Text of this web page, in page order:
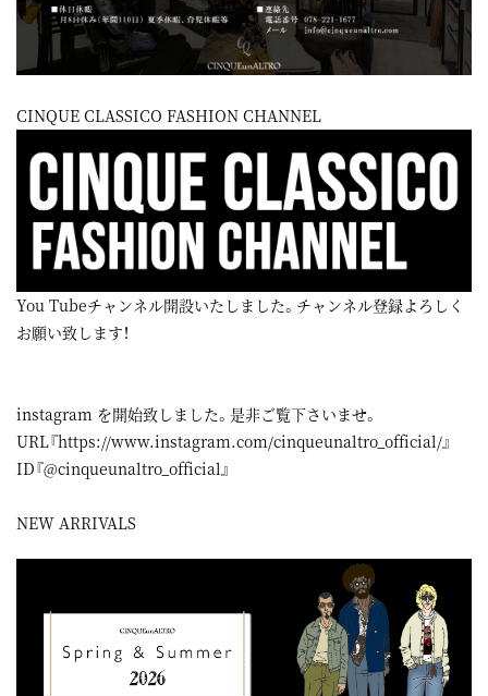
CINQUE CLASSICO FASHION CHANNEL
You Tubeチャンネル開設いたしました。チャンネル登録よろしく
お願い致します！
instagram を開始致しました。是非ご覧下さいませ。
URL『https://www.instagram.com/cinqueunaltro_official/』
ID『@cinqueunaltro_official』
NEW ARRIVALS